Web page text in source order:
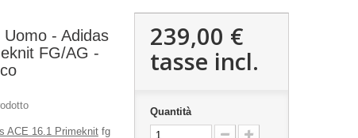
Uomo - Adidas
FG/AG -
ACE 16.1 Primeknit fg
239,00 €
tasse incl.
Quantità